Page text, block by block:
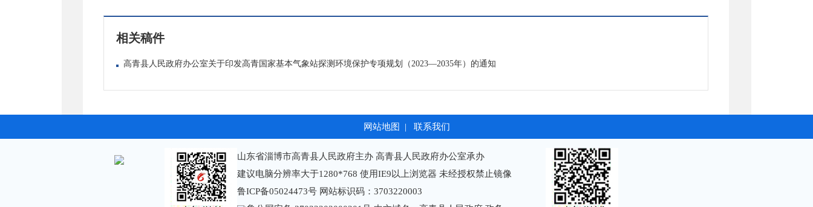
相关稿件
高青县人民政府办公室关于印发高青国家基本气象站探测环境保护专项规划（2023—2035年）的通知
网站地图 | 联系我们
山东省淄博市高青县人民政府主办 高青县人民政府办公室承办
建议电脑分辨率大于1280*768 使用IE9以上浏览器 未经授权禁止镜像
鲁ICP备05024473号 网站标识码：3703220003